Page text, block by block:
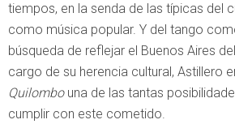
tiempos, en la senda de las típicas del
como música popular. Y del tango
búsqueda de reflejar el Buenos Aires
cargo de su herencia cultural, Astillero
Quilombo una de las tantas
cumplir con este cometido.